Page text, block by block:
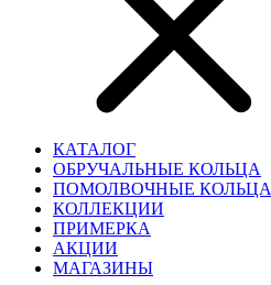
КАТАЛОГ
ОБРУЧАЛЬНЫЕ КОЛЬЦА
ПОМОЛВОЧНЫЕ КОЛЬЦА
КОЛЛЕКЦИИ
ПРИМЕРКА
АКЦИИ
МАГАЗИНЫ